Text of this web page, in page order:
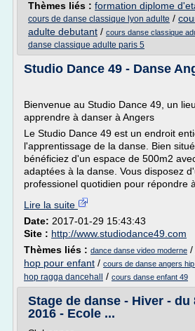
Thèmes liés : formation diplome
cours de danse classique lyon adulte /
adulte debutant / cours danse classique
danse classique adulte paris 5
Studio Dance 49 - Danse
Bienvenue au Studio Dance 49, un
apprendre à danser à Angers
Le Studio Dance 49 est un endroit
l'apprentissage de la danse. Bien
bénéficiez d'un espace de 500m2
adaptées à la danse. Vous disposez
professionel quotidien pour répondre
Lire la suite
Date: 2017-01-29 15:43:43
Site : http://www.studiodance49.com
Thèmes liés : dance danse video moderne /
hop pour enfant / cours de danse angers
hop ragga dancehall
/ cours danse enfant 49
Stage de danse - Hiver - du
2016 - Ecole ...